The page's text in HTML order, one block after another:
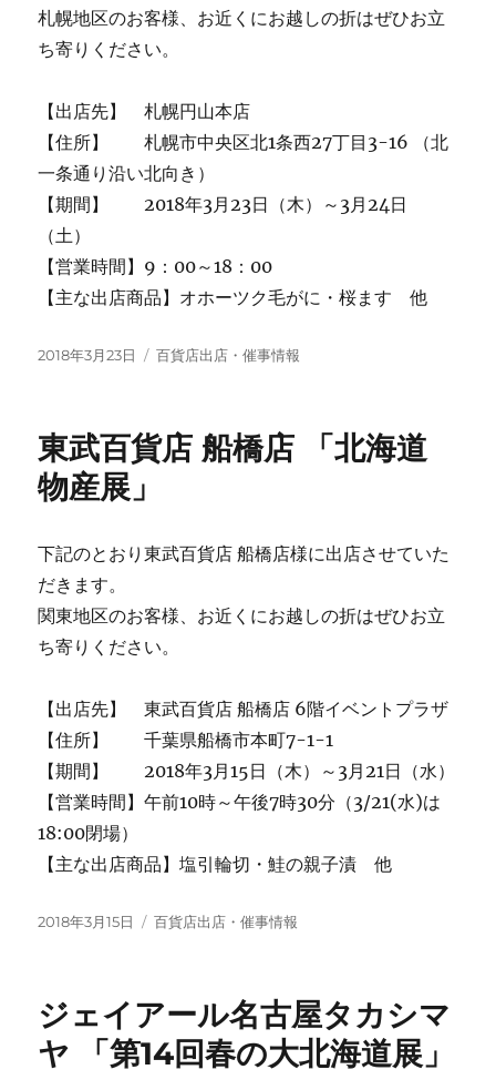
札幌地区のお客様、お近くにお越しの折はぜひお立
ち寄りください。
【出店先】 札幌円山本店
【住所】 札幌市中央区北1条西27丁目3-16 （北
一条通り沿い北向き）
【期間】 2018年3月23日（木）～3月24日
（土）
【営業時間】9：00～18：00
【主な出店商品】オホーツク毛がに・桜ます 他
投
2018年3月23日
カ
ー
百貨店出店・催事情報
東武百貨店 船橋店 「北海道
物産展」
下記のとおり東武百貨店 船橋店様に出店させていた
だきます。
関東地区のお客様、お近くにお越しの折はぜひお立
ち寄りください。
【出店先】 東武百貨店 船橋店 6階イベントプラザ
【住所】 千葉県船橋市本町7-1-1
【期間】 2018年3月15日（木）～3月21日（水）
【営業時間】午前10時～午後7時30分（3/21(水)は
18:00閉場）
【主な出店商品】塩引輪切・鮭の親子漬 他
投
2018年3月15日
カ
ー
百貨店出店・催事情報
ジェイアール名古屋タカシマ
ヤ 「第14回春の大北海道展」